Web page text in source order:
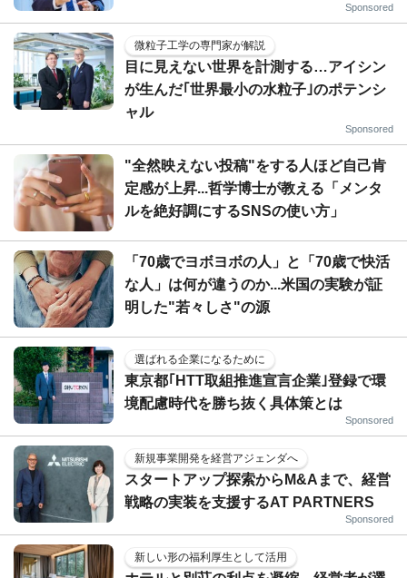
Sponsored
微粒子工学の専門家が解説
目に見えない世界を計測する…アイシン
が生んだ｢世界最小の水粒子｣のポテンシ
ャル
Sponsored
"全然映えない投稿"をする人ほど自己肯
定感が上昇...哲学博士が教える「メンタ
ルを絶好調にするSNSの使い方」
「70歳でヨボヨボの人」と「70歳で快活
な人」は何が違うのか...米国の実験が証
明した"若々しさ"の源
選ばれる企業になるために
東京都｢HTT取組推進宣言企業｣登録で環
境配慮時代を勝ち抜く具体策とは
Sponsored
新規事業開発を経営アジェンダへ
スタートアップ探索からM&Aまで、経営
戦略の実装を支援するAT PARTNERS
Sponsored
新しい形の福利厚生として活用